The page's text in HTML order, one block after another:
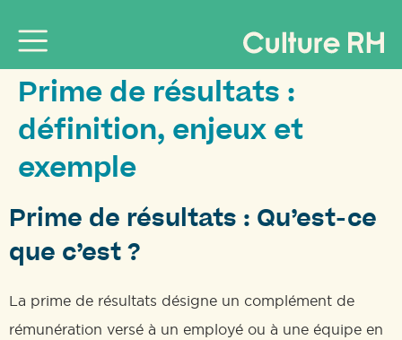
Prime de résultats :
définition, enjeux et
exemple
Prime de résultats : Qu’est-ce
que c’est ?
La prime de résultats désigne un complément de
rémunération versé à un employé ou à une équipe en